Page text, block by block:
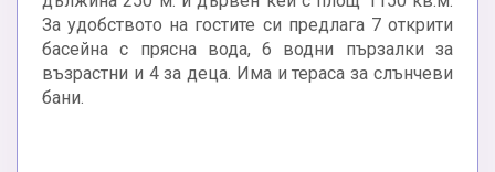
За удобството на гостите си предлага 7 открити
басейна с прясна вода, 6 водни пързалки за
възрастни и 4 за деца. Има и тераса за слънчеви
бани.